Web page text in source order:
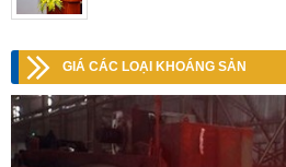
GIÁ CÁC LOẠI KHOÁNG SẢN